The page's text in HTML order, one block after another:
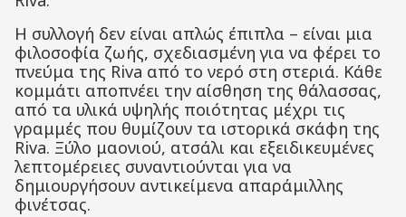
Η συλλογή δεν είναι απλώς έπιπλα – είναι μια
φιλοσοφία ζωής, σχεδιασμένη για να φέρει το
πνεύμα της Riva από το νερό στη στεριά. Κάθε
κομμάτι αποπνέει την αίσθηση της θάλασσας,
από τα υλικά υψηλής ποιότητας μέχρι τις
γραμμές που θυμίζουν τα ιστορικά σκάφη της
Riva. Ξύλο μαονιού, ατσάλι και εξειδικευμένες
λεπτομέρειες συναντιούνται για να
δημιουργήσουν αντικείμενα απαράμιλλης
φινέτσας.